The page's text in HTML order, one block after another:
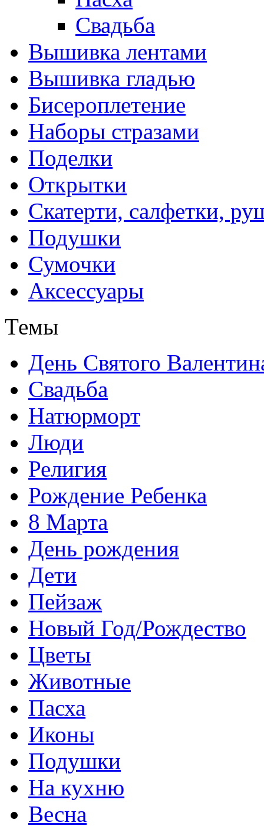
Свадьба
Вышивка лентами
Вышивка гладью
Бисероплетение
Наборы стразами
Поделки
Открытки
Скатерти, салфетки,
Подушки
Сумочки
Аксессуары
Темы
День Святого
Свадьба
Натюрморт
Люди
Религия
Рождение Ребенка
8 Марта
День рождения
Дети
Пейзаж
Новый Год/Рождество
Цветы
Животные
Пасха
Иконы
Подушки
На кухню
Весна